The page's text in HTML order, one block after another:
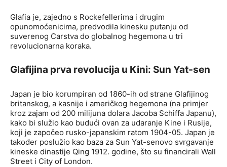
Glafia je, zajedno s Rockefellerima i drugim
opunomoćenicima, predvodila kinesku putanju od
suverenog Carstva do globalnog hegemona u tri
revolucionarna koraka.
Glafijina prva revolucija u Kini: Sun Yat-sen
Japan je bio korumpiran od 1860-ih od strane Glafijinog
britanskog, a kasnije i američkog hegemona (na primjer
kroz zajam od 200 milijuna dolara Jacoba Schiffa Japanu),
kako bi služio kao budući ovan za udaranje Kine i Rusije,
koji je započeo rusko-japanskim ratom 1904-05. Japan je
također poslužio kao baza za Sun Yat-senovo svrgavanje
kineske dinastije Qing 1912. godine, što su financirali Wall
Street i City of London.